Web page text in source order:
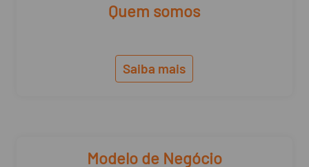
Quem somos
Saiba mais
Modelo de Negócio